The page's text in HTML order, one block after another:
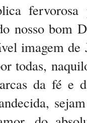
nosso bom
imagem de
todas,
da fé e